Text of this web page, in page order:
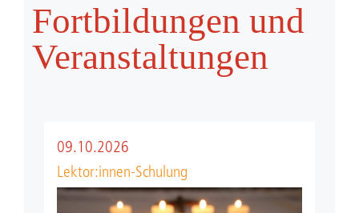
Fort­bild­ungen und
Ver­anstal­tungen